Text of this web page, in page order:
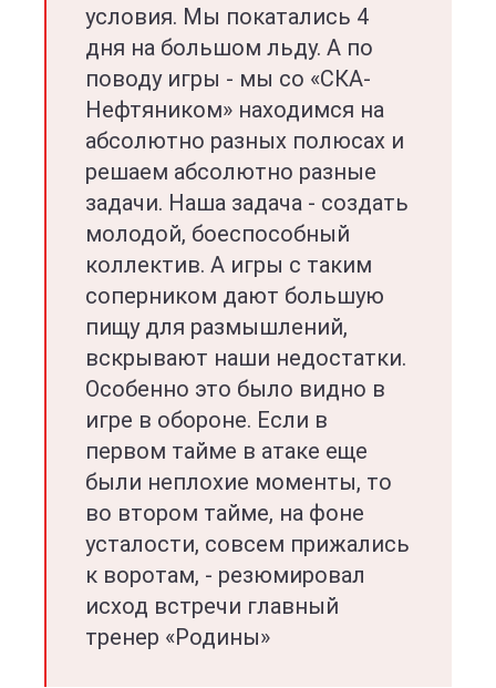
условия. Мы покатались 4
дня на большом льду. А по
поводу игры - мы со «СКА-
Нефтяником» находимся на
абсолютно разных полюсах и
решаем абсолютно разные
задачи. Наша задача - создать
молодой, боеспособный
коллектив. А игры с таким
соперником дают большую
пищу для размышлений,
вскрывают наши недостатки.
Особенно это было видно в
игре в обороне. Если в
первом тайме в атаке еще
были неплохие моменты, то
во втором тайме, на фоне
усталости, совсем прижались
к воротам, - резюмировал
исход встречи главный
тренер «Родины»